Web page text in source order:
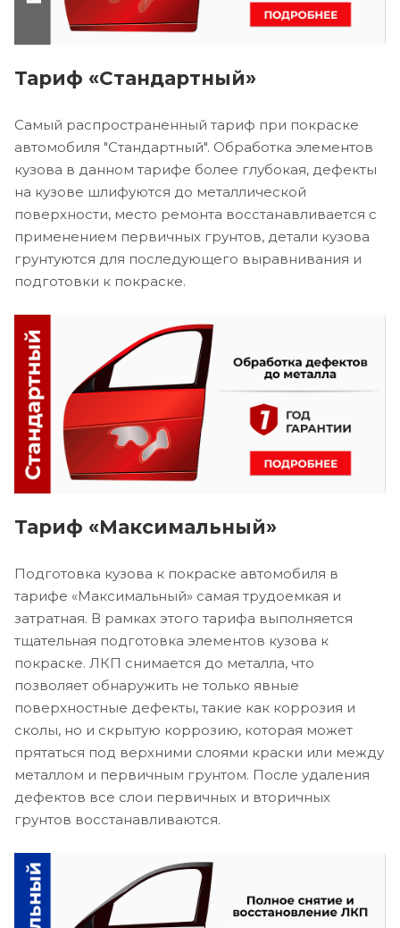
Тариф «Стандартный»
Самый распространенный тариф при покраске
автомобиля "Стандартный". Обработка элементов
кузова в данном тарифе более глубокая, дефекты
на кузове шлифуются до металлической
поверхности, место ремонта восстанавливается с
применением первичных грунтов, детали кузова
грунтуются для последующего выравнивания и
подготовки к покраске.
Тариф «Максимальный»
Подготовка кузова к покраске автомобиля в
тарифе «Максимальный» самая трудоемкая и
затратная. В рамках этого тарифа выполняется
тщательная подготовка элементов кузова к
покраске. ЛКП снимается до металла, что
позволяет обнаружить не только явные
поверхностные дефекты, такие как коррозия и
сколы, но и скрытую коррозию, которая может
прятаться под верхними слоями краски или между
металлом и первичным грунтом. После удаления
дефектов все слои первичных и вторичных
грунтов восстанавливаются.